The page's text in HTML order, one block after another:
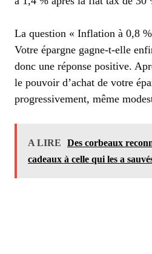
La question « Inflation à 0,8
Votre épargne gagne-t-elle
donc une réponse positive.
le pouvoir d’achat de votre
progressivement, même
A LIRE
Des corbeaux
cadeaux à celle qui les a